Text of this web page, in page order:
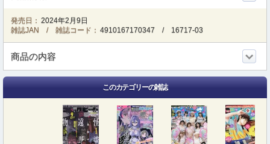
発売日： 2024年2月9日
雑誌JAN / 雑誌コード： 4910167170347 / 16717-03
商品の内容
このカテゴリーの雑誌